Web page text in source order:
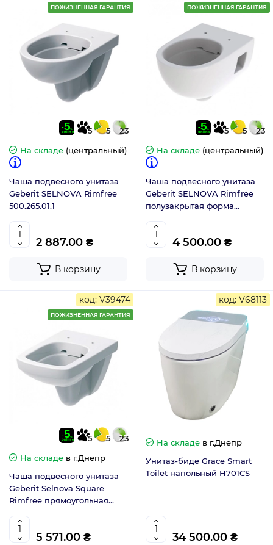
5 5 23
ПОЖИЗНЕННАЯ ГАРАНТИЯ
На складе (центральный)
Чаша подвесного унитаза
Geberit SELNOVA Rimfree
500.265.01.1
2 887.00 ₴
В корзину
5 5 23
ПОЖИЗНЕННАЯ ГАРАНТИЯ
На складе (центральный)
Чаша подвесного унитаза
Geberit SELNOVA Rimfree
полузакрытая форма
4 500.00 ₴
В корзину
код: V39474
5 5 23
ПОЖИЗНЕННАЯ ГАРАНТИЯ
На складе в г.Днепр
Чаша подвесного унитаза
Geberit Selnova Square
Rimfree прямоугольная
5 571.00 ₴
код: V68113
На складе в г.Днепр
Унитаз-биде Grace Smart
Toilet напольный H701CS
34 500.00 ₴